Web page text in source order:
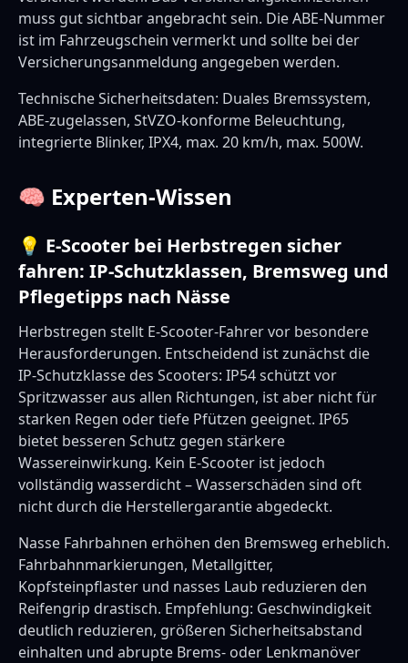
muss gut sichtbar angebracht sein. Die ABE-Nummer
ist im Fahrzeugschein vermerkt und sollte bei der
Versicherungsanmeldung angegeben werden.
Technische Sicherheitsdaten: Duales Bremssystem,
ABE-zugelassen, StVZO-konforme Beleuchtung,
integrierte Blinker, IPX4, max. 20 km/h, max. 500W.
🧠 Experten-Wissen
💡 E-Scooter bei Herbstregen sicher
fahren: IP-Schutzklassen, Bremsweg und
Pflegetipps nach Nässe
Herbstregen stellt E-Scooter-Fahrer vor besondere
Herausforderungen. Entscheidend ist zunächst die
IP-Schutzklasse des Scooters: IP54 schützt vor
Spritzwasser aus allen Richtungen, ist aber nicht für
starken Regen oder tiefe Pfützen geeignet. IP65
bietet besseren Schutz gegen stärkere
Wassereinwirkung. Kein E-Scooter ist jedoch
vollständig wasserdicht – Wasserschäden sind oft
nicht durch die Herstellergarantie abgedeckt.
Nasse Fahrbahnen erhöhen den Bremsweg erheblich.
Fahrbahnmarkierungen, Metallgitter,
Kopfsteinpflaster und nasses Laub reduzieren den
Reifengrip drastisch. Empfehlung: Geschwindigkeit
deutlich reduzieren, größeren Sicherheitsabstand
einhalten und abrupte Brems- oder Lenkmanöver